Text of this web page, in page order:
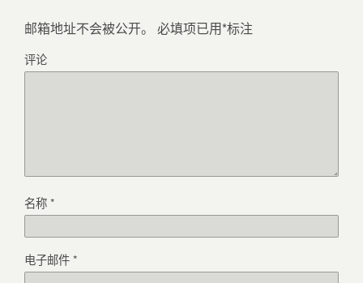
邮箱地址不会被公开。 必填项已用*标注
评论
名称*
电子邮件*